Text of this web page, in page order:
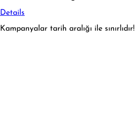
Details
Kampanyalar tarih aralığı ile sınırlıdır!